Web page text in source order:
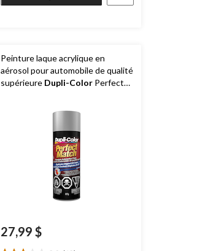
Peinture laque acrylique en
aérosol pour automobile de qualité
supérieure Dupli-ColorPerfect
27,99 $